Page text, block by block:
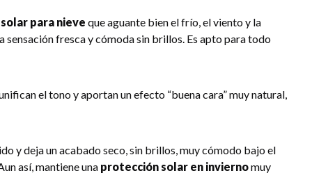
para nieve que aguante bien el frío, el viento y la
fresca y cómoda sin brillos. Es apto para todo
el tono y aportan un efecto “buena cara” muy natural,
y deja un acabado seco, sin brillos, muy cómodo bajo el
así, mantiene una protección solar en inviernomuy